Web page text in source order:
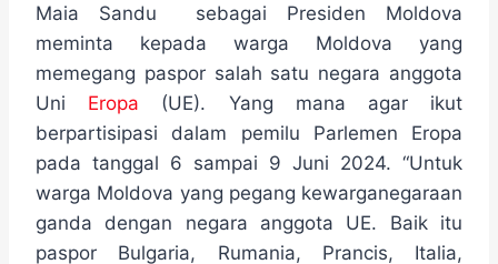
Maia Sandu sebagai Presiden Moldova
meminta kepada warga Moldova yang
memegang paspor salah satu negara anggota
Uni Eropa (UE). Yang mana agar ikut
berpartisipasi dalam pemilu Parlemen Eropa
pada tanggal 6 sampai 9 Juni 2024. “Untuk
warga Moldova yang pegang kewarganegaraan
ganda dengan negara anggota UE. Baik itu
paspor Bulgaria, Rumania, Prancis, Italia,